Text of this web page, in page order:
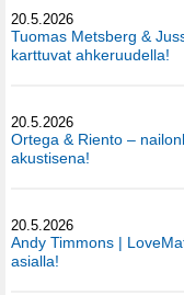
20.5.2026
Tuomas Metsberg &
karttuvat ahkeruudella!
20.5.2026
Ortega & Riento –
akustisena!
20.5.2026
Andy Timmons |
asialla!